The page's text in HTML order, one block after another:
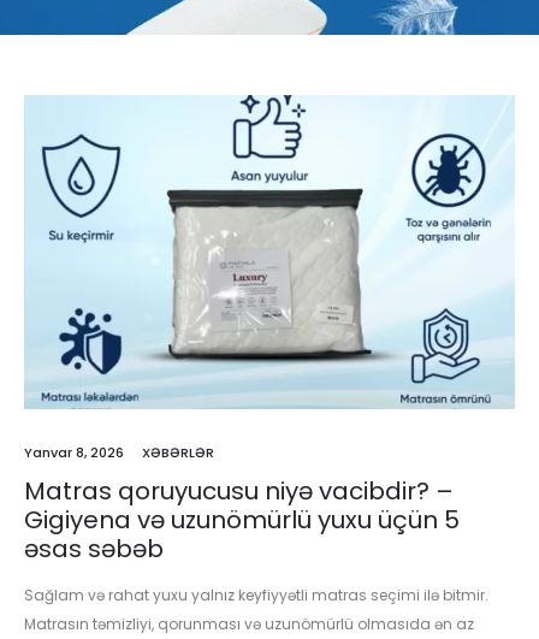
Yanvar 8, 2026 XƏBƏRLƏR
Matras qoruyucusu niyə vacibdir? –
Gigiyena və uzunömürlü yuxu üçün 5
əsas səbəb
Sağlam və rahat yuxu yalnız keyfiyyətli matras seçimi ilə bitmir.
Matrasın təmizliyi, qorunması və uzunömürlü olmasıda ən az